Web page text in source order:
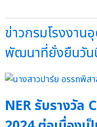
ข่าวกรมโรงงาน
พัฒนาที่ยั่งยืนวั
NER รับรางวัล